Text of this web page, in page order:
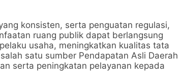
konsisten, serta penguatan regulasi,
ruang publik dapat berlangsung
usaha, meningkatkan kualitas tata
satu sumber Pendapatan Asli Daerah
serta peningkatan pelayanan kepada